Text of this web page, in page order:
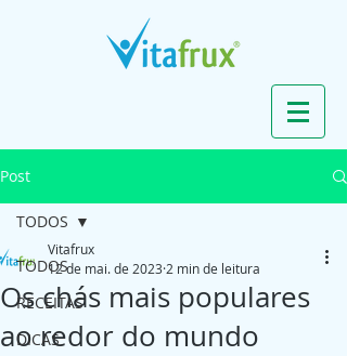
Post
TODOS
RECEITAS
DICAS
TODOS
Os chás mais populares
ao redor do mundo
Vitafrux
12 de mai. de 2023 2 min de leitura